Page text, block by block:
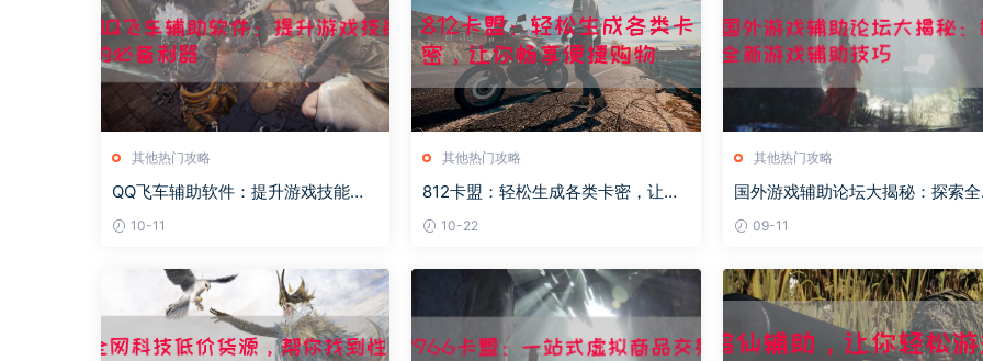
其他热门攻略
QQ飞车辅助软件：提升游戏技能的
10-11
其他热门攻略
812卡盟：轻松生成各类卡密，让你
10-22
其他热门攻略
国外游戏辅助论坛大揭秘：探索
09-11